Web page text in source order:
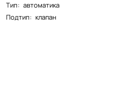
Тип: автоматика
Подтип: клапан